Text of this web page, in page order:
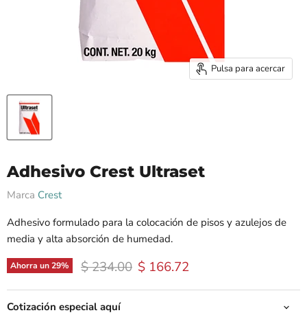
Pulsa para acercar
Adhesivo Crest Ultraset
Marca Crest
Adhesivo formulado para la colocación de pisos y azulejos de
media y alta absorción de humedad.
Ahorra un29% Precio original
$ 234.00 Precio actual
$ 166.72
Cotización especial aquí